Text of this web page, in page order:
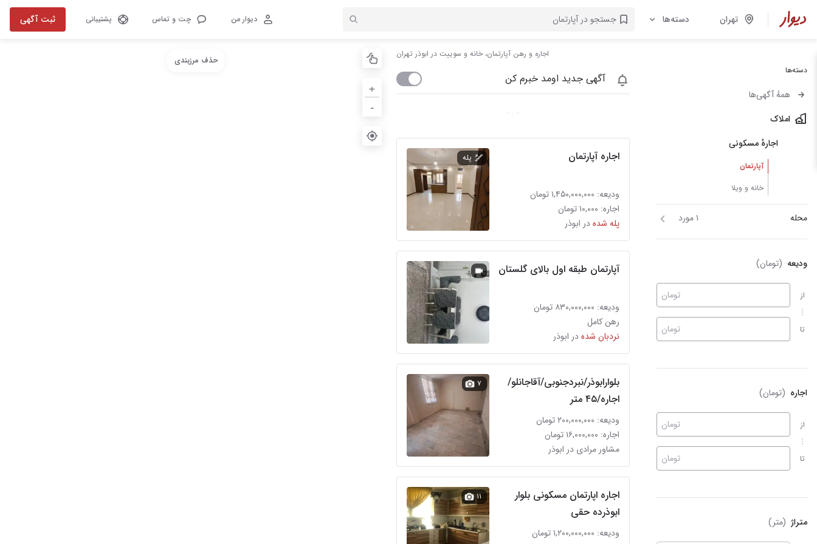
تهران دسته‌ها دیوار من چت و تماس پشتیبانی ثبت آگهی
دسته‌ها
همهٔ آگهی‌ها
املاک
اجارهٔ مسکونی
آپارتمان
خانه و ویلا
محله ۱ مورد
ودیعه (تومان)
از
تا
تومان
تومان
اجاره (تومان)
از
تا
تومان
تومان
متراژ (متر)
اجاره و رهن آپارتمان، خانه و سوییت در ابوذر تهران
آگهی جدید اومد خبرم کن
اجاره آپارتمان
ودیعه: ۱,۴۵۰,۰۰۰,۰۰۰ تومان
اجاره: ۱۰,۰۰۰ تومان
پله شدهدر ابوذر
پله
آپارتمان طبقه اول بالای گلستان
ودیعه: ۸۳۰,۰۰۰,۰۰۰ تومان
رهن کامل
نردبان شدهدر ابوذر
بلوارابوذر/نبردجنوبی/آقاجانلو/
اجاره/۴۵ متر
ودیعه: ۲۰۰,۰۰۰,۰۰۰ تومان
اجاره: ۱۶,۰۰۰,۰۰۰ تومان
مشاور مرادی در ابوذر
۷
اجاره اپارتمان مسکونی بلوار
ابوذرده حقی
ودیعه: ۱,۲۰۰,۰۰۰,۰۰۰ تومان
۱۱
+
-
حذف مرزبندی